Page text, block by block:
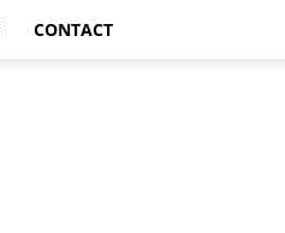
CONTACT